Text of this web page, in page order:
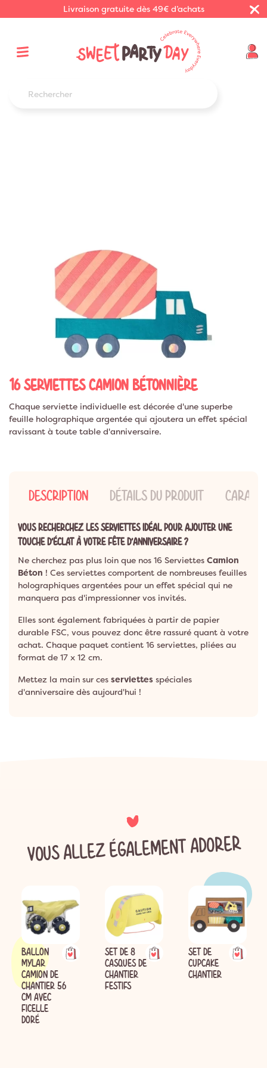
Livraison gratuite dès 49€ d’achats
16 SERVIETTES CAMION BÉTONNIÈRE
Chaque serviette individuelle est décorée d'une superbe
feuille holographique argentée qui ajoutera un effet spécial
ravissant à toute table d'anniversaire.
DESCRIPTION DÉTAILS DU PRODUIT
VOUS RECHERCHEZ LES SERVIETTES IDÉAL POUR AJOUTER UNE
TOUCHE D'ÉCLAT À VOTRE FÊTE D'ANNIVERSAIRE ?
Ne cherchez pas plus loin que nos 16 Serviettes Camion
Béton ! Ces serviettes comportent de nombreuses feuilles
holographiques argentées pour un effet spécial qui ne
manquera pas d'impressionner vos invités.
Elles sont également fabriquées à partir de papier
durable FSC, vous pouvez donc être rassuré quant à votre
achat. Chaque paquet contient 16 serviettes, pliées au
format de 17 x 12 cm.
Mettez la main sur ces serviettes spéciales
d'anniversaire dès aujourd'hui !
VOUS ALLEZ ÉGALEMENT ADORER
BALLON
MYLAR
CAMION DE
CHANTIER 56
CM AVEC
FICELLE
DORÉ
SET DE 8
CASQUES DE
CHANTIER
FESTIFS
SET DE
CUPCAKE
CHANTIER